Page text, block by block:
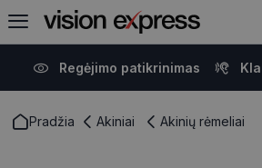
Regėjimo patikrinimas
Pradžia Akiniai Akinių rėmeliai